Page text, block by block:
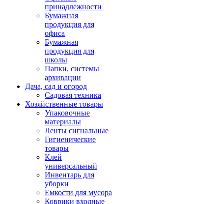
принадлежности
Бумажная
продукция для
офиса
Бумажная
продукция для
школы
Папки, системы
архивации
Дача, сад и огород
Садовая техника
Хозяйственные товары
Упаковочные
материалы
Ленты сигнальные
Гигиенические
товары
Клей
универсальный
Инвентарь для
уборки
Емкости для мусора
Коврики входные